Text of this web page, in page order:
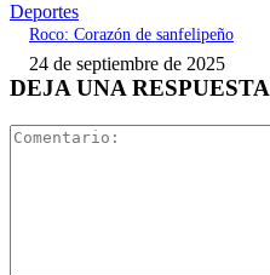
Deportes
Roco: Corazón de sanfelipeño
24 de septiembre de 2025
DEJA UNA RESPUESTA